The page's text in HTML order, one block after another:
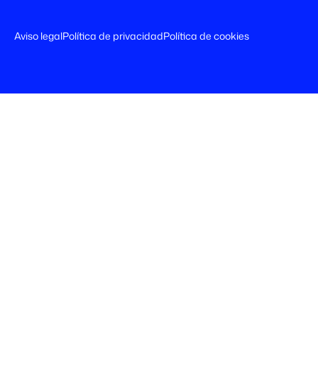
Aviso legalPolítica de privacidadPolítica de cookies